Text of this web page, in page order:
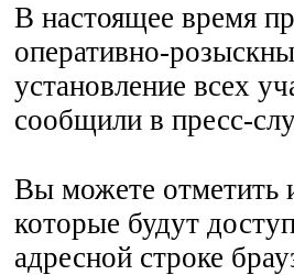
В настоящее время
оперативно-
установление всех
сообщили в пресс-
Вы можете отметить
которые будут
адресной строке